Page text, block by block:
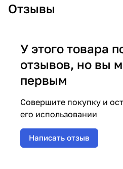
Отзывы
У этого товара
отзывов, но вы
первым
Совершите покупку и
его использовании
Написать отзыв